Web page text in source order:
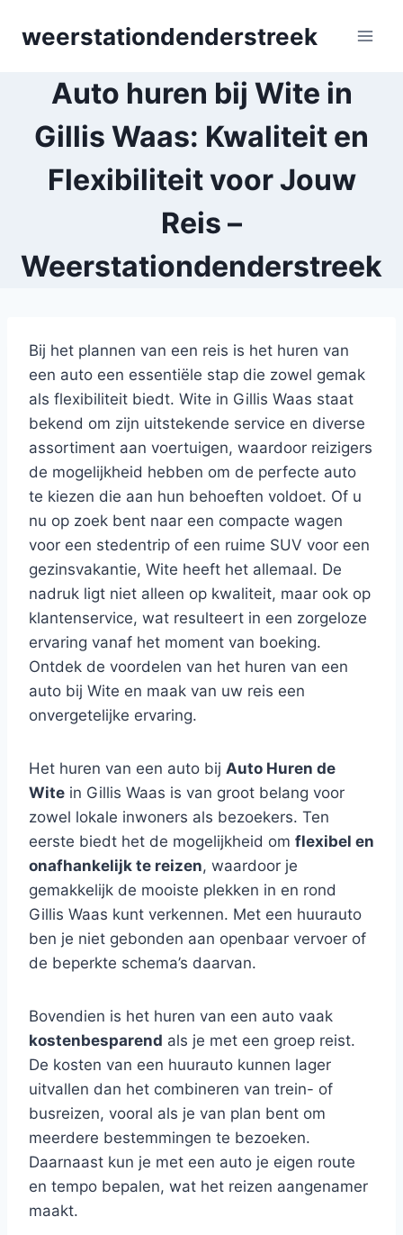
weerstationdenderstreek
Auto huren bij Wite in
Gillis Waas: Kwaliteit en
Flexibiliteit voor Jouw
Reis –
Weerstationdenderstreek
Bij het plannen van een reis is het huren van
een auto een essentiële stap die zowel gemak
als flexibiliteit biedt. Wite in Gillis Waas staat
bekend om zijn uitstekende service en diverse
assortiment aan voertuigen, waardoor reizigers
de mogelijkheid hebben om de perfecte auto
te kiezen die aan hun behoeften voldoet. Of u
nu op zoek bent naar een compacte wagen
voor een stedentrip of een ruime SUV voor een
gezinsvakantie, Wite heeft het allemaal. De
nadruk ligt niet alleen op kwaliteit, maar ook op
klantenservice, wat resulteert in een zorgeloze
ervaring vanaf het moment van boeking.
Ontdek de voordelen van het huren van een
auto bij Wite en maak van uw reis een
onvergetelijke ervaring.
Het huren van een auto bij Auto Huren de
Wite in Gillis Waas is van groot belang voor
zowel lokale inwoners als bezoekers. Ten
eerste biedt het de mogelijkheid om flexibel en
onafhankelijk te reizen, waardoor je
gemakkelijk de mooiste plekken in en rond
Gillis Waas kunt verkennen. Met een huurauto
ben je niet gebonden aan openbaar vervoer of
de beperkte schema’s daarvan.
Bovendien is het huren van een auto vaak
kostenbesparend als je met een groep reist.
De kosten van een huurauto kunnen lager
uitvallen dan het combineren van trein- of
busreizen, vooral als je van plan bent om
meerdere bestemmingen te bezoeken.
Daarnaast kun je met een auto je eigen route
en tempo bepalen, wat het reizen aangenamer
maakt.